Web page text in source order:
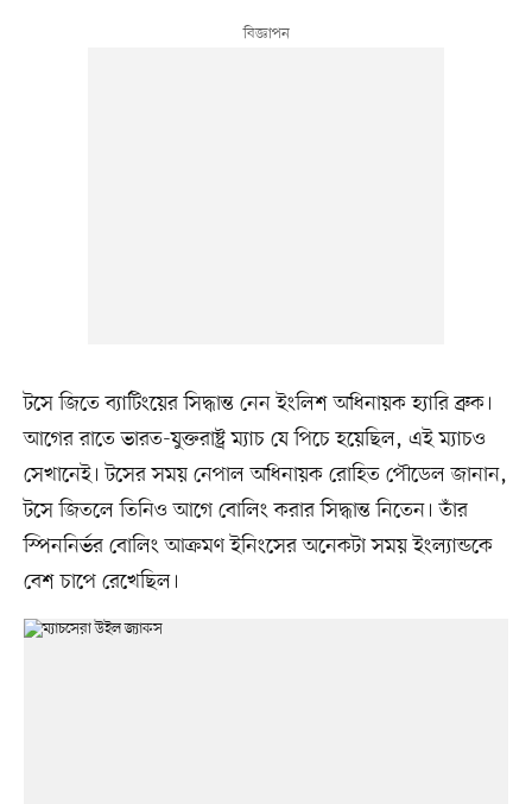
টসে জিতে ব্যাটিংয়ের সিদ্ধান্ত নেন ইংলিশ অধিনায়ক হ্যারি ব্রুক।
আগের রাতে ভারত-যুক্তরাষ্ট্র ম্যাচ যে পিচে হয়েছিল, এই ম্যাচও
সেখানেই। টসের সময় নেপাল অধিনায়ক রোহিত পৌডেল জানান,
টসে জিতলে তিনিও আগে বোলিং করার সিদ্ধান্ত নিতেন। তাঁর
স্পিননির্ভর বোলিং আক্রমণ ইনিংসের অনেকটা সময় ইংল্যান্ডকে
বেশ চাপে রেখেছিল।